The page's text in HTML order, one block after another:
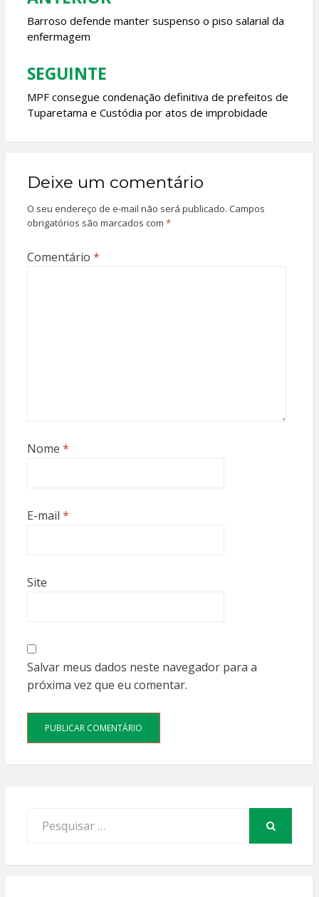
k p
de
Post
Barroso defende manter suspenso o piso salarial da
enfermagem
SEGUINTE
MPF consegue condenação definitiva de prefeitos de
Tuparetama e Custódia por atos de improbidade
Deixe um comentário
O seu endereço de e-mail não será publicado. Campos
obrigatórios são marcados com *
Comentário *
Nome *
E-mail *
Site
Salvar meus dados neste navegador para a
próxima vez que eu comentar.
por: